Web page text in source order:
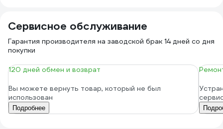
Сервисное обслуживание
Гарантия производителя на заводской брак 14 дней со дня
покупки
120 дней обмен и возврат
Вы можете вернуть товар, который не был
использован
Подробнее